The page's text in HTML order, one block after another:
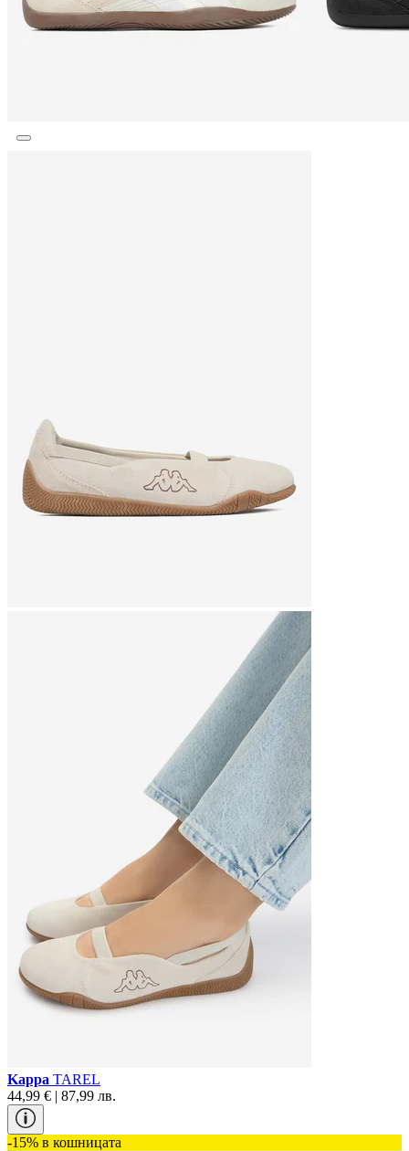
Kappa TAREL
44,99 € | 87,99 лв.
-15% в кошницата